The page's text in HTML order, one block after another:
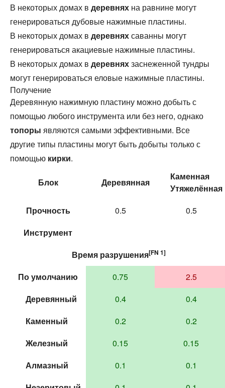
В некоторых домах в деревнях на равнине могут
генерироваться дубовые нажимные пластины.
В некоторых домах в деревняхсаванны могут
генерироваться акациевые нажимные пластины.
В некоторых домах в деревняхзаснеженной тундры
могут генерироваться еловые нажимные пластины.
Получение
Деревянную нажимную пластину можно добыть с
помощью любого инструмента или без него, однако
топоры являются самыми эффективными. Все
другие типы пластины могут быть добыты только с
помощью кирки.
Блок Деревянная
Каменная
Утяжелённая
Прочность
0.5
0.5
Инструмент
Время разрушения[FN 1]
По умолчанию 0.75
2.5
Деревянный
0.4
0.4
Каменный
0.2
0.2
Железный
0.15
0.15
Алмазный
0.1
0.1